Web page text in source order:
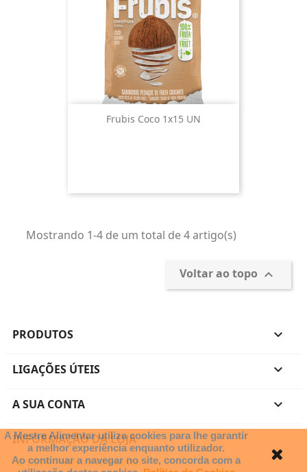
Frubis Coco 1x15 UN
Mostrando 1-4 de um total de 4 artigo(s)
Voltar ao topo 
PRODUTOS 
LIGAÇÕES ÚTEIS 
A SUA CONTA 
INFORMAÇÃO DA LOJA
A Mestre Alimentar utiliza cookies para lhe garantir
a melhor experiência enquanto utilizador.
Ao continuar a navegar no site, concorda com a
© 2026 - Mestre Alimentar